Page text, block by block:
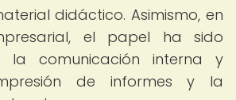
didáctico. Asimismo, en
el papel ha sido
la comunicación interna y
de informes y la